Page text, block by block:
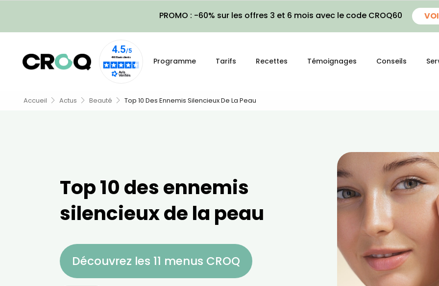
PROMO : -60% sur les offres 3 et 6 mois avec le code CROQ60
Programme Tarifs Recettes Témoignages Conseils
Accueil Actus Beauté Top 10 Des Ennemis Silencieux De La Peau
Top 10 des ennemis
silencieux de la peau
Découvrez les 11 menus CROQ